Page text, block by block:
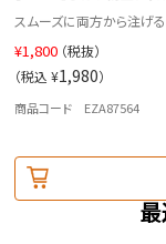
スムーズに両方から注げ
¥1,800 （税抜）
（税込 ¥1,980）
商品コード EZA87564